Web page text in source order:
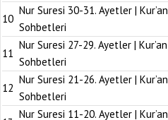
10
Nur Suresi 30-31. Ayetler | Kur’an
Sohbetleri
11
Nur Suresi 27-29. Ayetler | Kur’an
Sohbetleri
12
Nur Suresi 21-26. Ayetler | Kur’an
Sohbetleri
Nur Suresi 11-20. Ayetler | Kur’an